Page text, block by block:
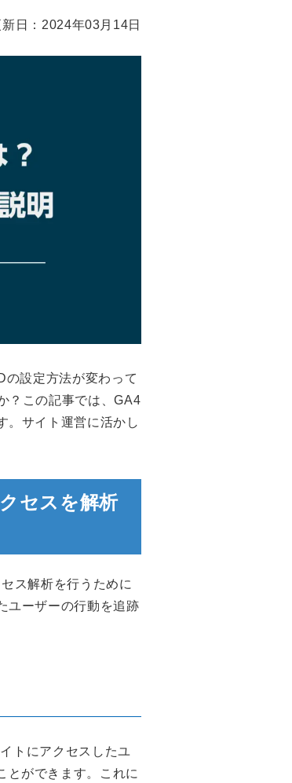
日：2024年03月14日
設定方法が変わって
？この記事では、GA4
。サイト運営に活かし
セスを解析
ス解析を行うために
ユーザーの行動を追跡
トにアクセスしたユ
とができます。これに